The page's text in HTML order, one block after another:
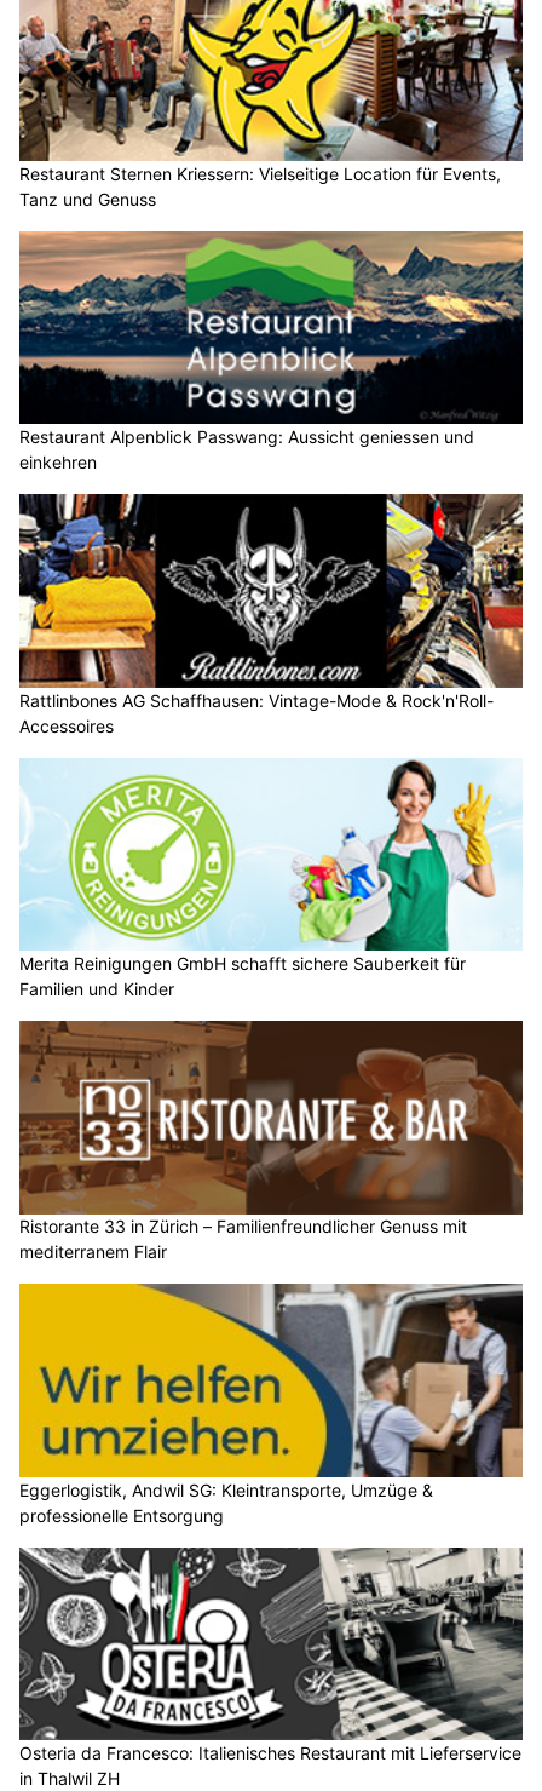
Restaurant Sternen Kriessern: Vielseitige Location für Events,
Tanz und Genuss
Restaurant Alpenblick Passwang: Aussicht geniessen und
einkehren
Rattlinbones AG Schaffhausen: Vintage-Mode & Rock'n'Roll-
Accessoires
Merita Reinigungen GmbH schafft sichere Sauberkeit für
Familien und Kinder
Ristorante 33 in Zürich – Familienfreundlicher Genuss mit
mediterranem Flair
Eggerlogistik, Andwil SG: Kleintransporte, Umzüge &
professionelle Entsorgung
Osteria da Francesco: Italienisches Restaurant mit Lieferservice
in Thalwil ZH